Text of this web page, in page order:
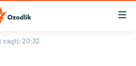
vaqti: 20:32